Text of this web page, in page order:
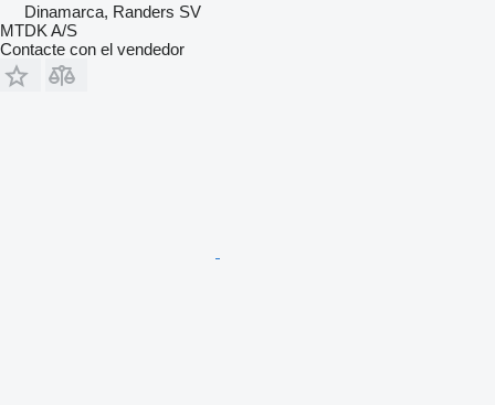
Dinamarca, Randers SV
MTDK A/S
Contacte con el vendedor